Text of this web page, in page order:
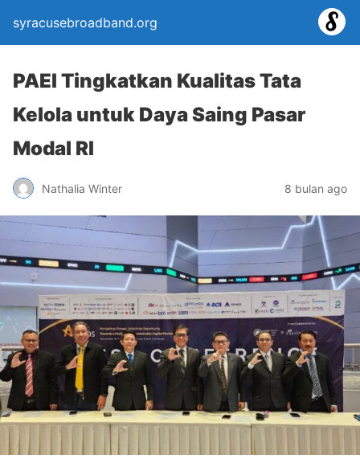
syracusebroadband.org
PAEI Tingkatkan Kualitas Tata
Kelola untuk Daya Saing Pasar
Modal RI
Nathalia Winter 8 bulan ago